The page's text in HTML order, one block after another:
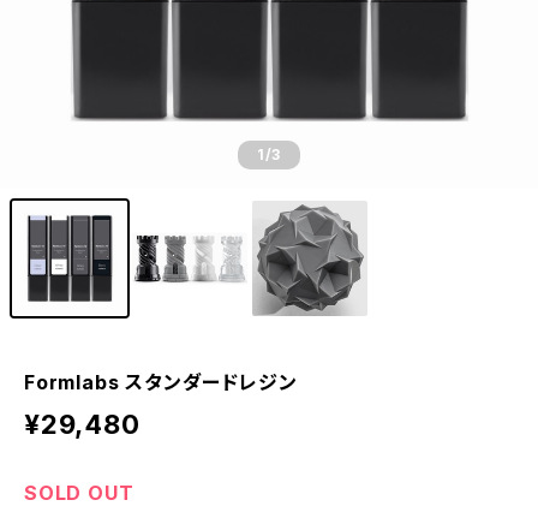
1/3
Formlabs スタンダードレジン
¥29,480
SOLD OUT